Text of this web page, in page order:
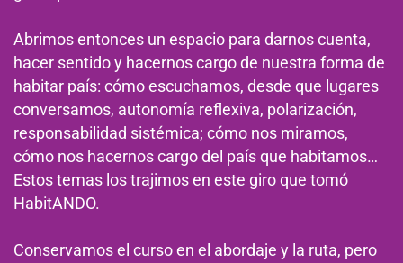
Abrimos entonces un espacio para darnos cuenta,
hacer sentido y hacernos cargo de nuestra forma de
habitar país: cómo escuchamos, desde que lugares
conversamos, autonomía reflexiva, polarización,
responsabilidad sistémica; cómo nos miramos,
cómo nos hacernos cargo del país que habitamos…
Estos temas los trajimos en este giro que tomó
HabitANDO.
Conservamos el curso en el abordaje y la ruta, pero